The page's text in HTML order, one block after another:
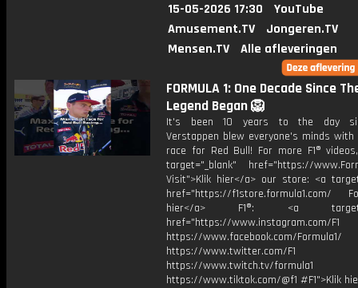
15-05-2026 17:30
YouTube
Amusement.TV
Jongeren.TV
Mensen.TV
Alle afleveringen
FORMULA 1: One Decade Since
Legend Began 🦁
It's been 10 years to the day
Verstappen blew everyone's minds
race for Red Bull! For more F1®
target="_blank" href="https://
Visit">Klik hier</a> our store: <a
href="https://f1store.formula1.com/
hier</a> F1®: <a
href="https://www.instagram.com/F1
https://www.facebook.com/Formula1/
https://www.twitter.com/F1
https://www.twitch.tv/formula1
https://www.tiktok.com/@f1 #F1">Klik